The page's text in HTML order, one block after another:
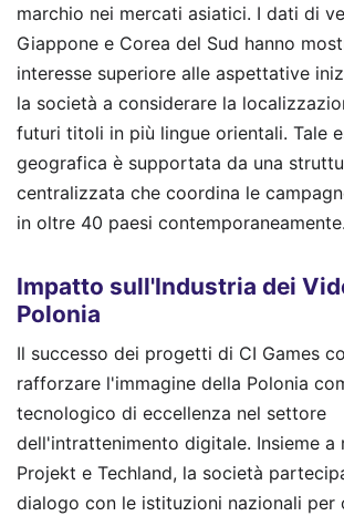
marchio nei mercati asiatici. I dati di
Giappone e Corea del Sud hanno
interesse superiore alle aspettative
la società a considerare la
futuri titoli in più lingue orientali. Tale
geografica è supportata da una
centralizzata che coordina le
in oltre 40 paesi contemporaneamente.
Impatto sull'Industria dei
Polonia
Il successo dei progetti di CI Games
rafforzare l'immagine della Polonia
tecnologico di eccellenza nel settore
dell'intrattenimento digitale. Insieme a
Projekt e Techland, la società
dialogo con le istituzioni nazionali per